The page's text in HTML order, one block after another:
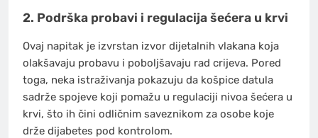
2. Podrška probavi i regulacija šećera u krvi
Ovaj napitak je izvrstan izvor dijetalnih vlakana koja
olakšavaju probavu i poboljšavaju rad crijeva. Pored
toga, neka istraživanja pokazuju da košpice datula
sadrže spojeve koji pomažu u regulaciji nivoa šećera u
krvi, što ih čini odličnim saveznikom za osobe koje
drže dijabetes pod kontrolom.